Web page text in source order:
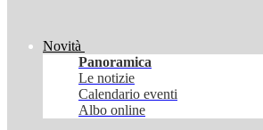
Novità
Panoramica
Le notizie
Calendario eventi
Albo online